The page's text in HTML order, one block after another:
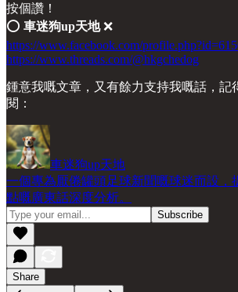
按個讚！
⭕️ 車迷狗up天地❌
https://www.facebook.com/
https://www.threads.com/@hkgchedog
鍾意我嘅文章，又有餘力支持我嘅話，記
閱：
車迷狗up天地
一個專為厭倦罐頭足球新聞嘅球迷而設，
點嘅廣東話深度分析。
Share